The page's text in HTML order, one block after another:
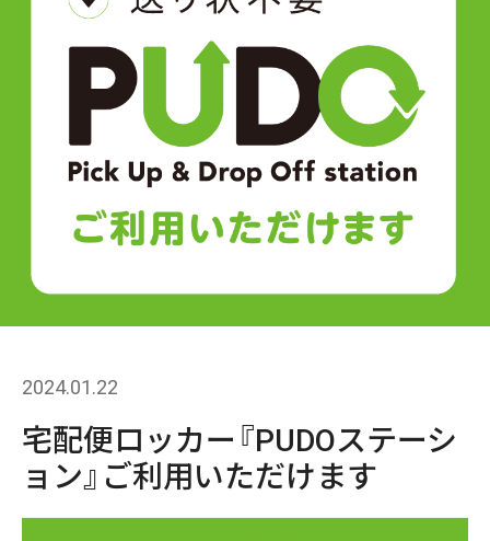
2024.01.22
宅配便ロッカー『PUDOステーシ
ョン』ご利用いただけます